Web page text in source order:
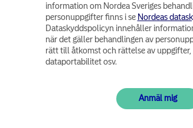
information om Nordea Sveriges
personuppgifter finns i se Nordeas
Dataskyddspolicyn innehåller
när det gäller behandlingen av
rätt till åtkomst och rättelse av
dataportabilitet osv.